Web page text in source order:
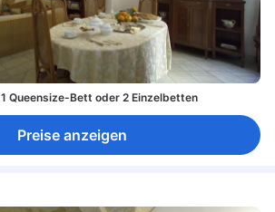
1 Queensize-Bett oder 2 Einzelbetten
Preise anzeigen